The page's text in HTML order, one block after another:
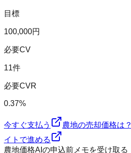
目標
100,000円
必要CV
11件
必要CVR
0.37%
今すぐ支払う 農地の売却価格は？
イトで進める
農地価格AIの申込前メモを受け取る